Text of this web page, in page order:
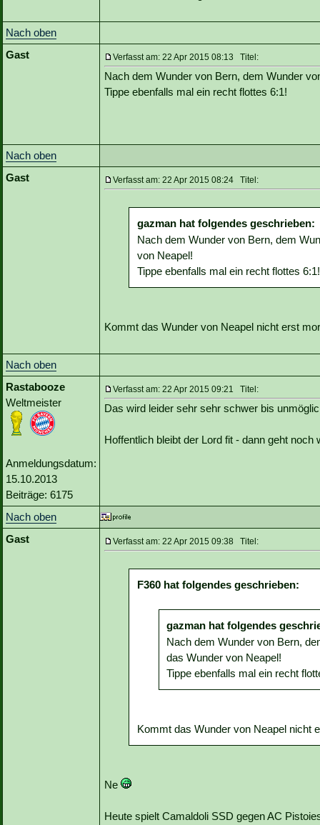
Nach oben
Gast
Verfasst am: 22 Apr 2015 08:13 Titel:
Nach dem Wunder von Bern, dem Wunder
Tippe ebenfalls mal ein recht flottes 6:1!
Nach oben
Gast
Verfasst am: 22 Apr 2015 08:24 Titel:
gazman hat folgendes geschrieben:
Nach dem Wunder von Bern, dem
von Neapel!
Tippe ebenfalls mal ein recht flottes 6:1!
Kommt das Wunder von Neapel nicht erst
Nach oben
Rastabooze
Weltmeister
Anmeldungsdatum:
15.10.2013
Beiträge: 6175
Verfasst am: 22 Apr 2015 09:21 Titel:
Das wird leider sehr sehr schwer bis
Hoffentlich bleibt der Lord fit - dann geht noch
Nach oben
Gast
Verfasst am: 22 Apr 2015 09:38 Titel:
F360 hat folgendes geschrieben:
gazman hat folgendes
Nach dem Wunder von Bern,
das Wunder von Neapel!
Tippe ebenfalls mal ein recht
Kommt das Wunder von Neapel nicht
Ne
Heute spielt Camaldoli SSD gegen AC